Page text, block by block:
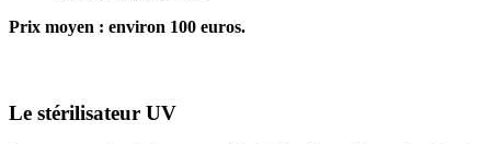
Prix moyen : environ 100 euros.
Le stérilisateur UV